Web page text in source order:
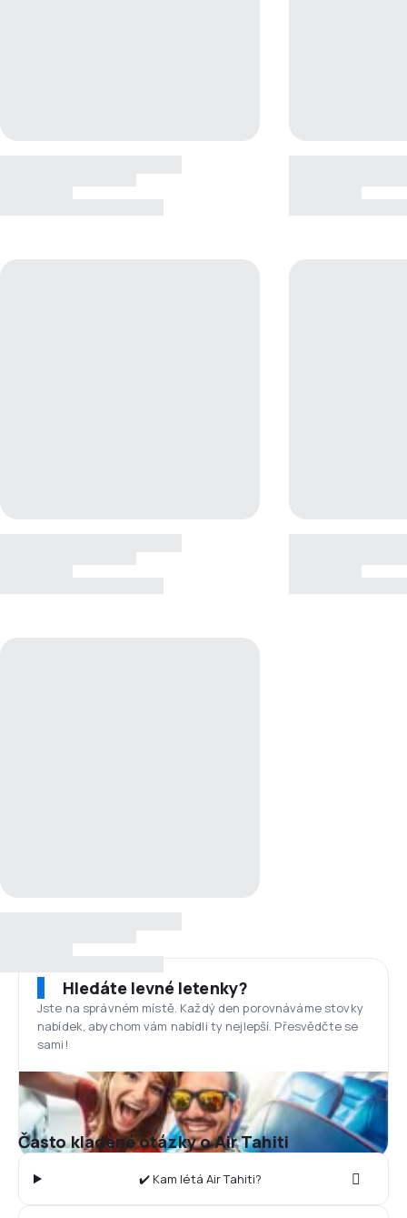
Hledáte levné letenky?
Jste na správném místě. Každý den porovnáváme stovky
nabídek, abychom vám nabídli ty nejlepší. Přesvědčte se
sami!
Často kladené otázky o Air Tahiti
✔️ Kam létá Air Tahiti?